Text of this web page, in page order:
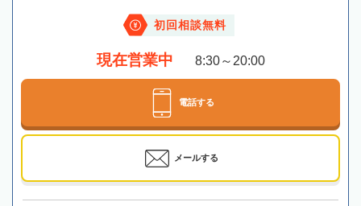
初回相談無料
現在営業中 8:30～20:00
電話する
メールする